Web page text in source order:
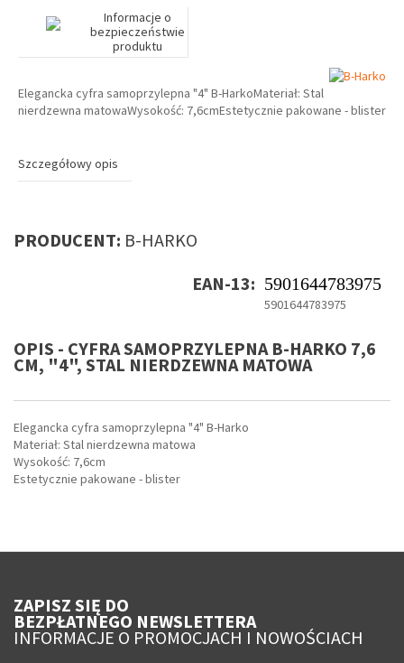
Informacje o
bezpieczeństwie
produktu
Elegancka cyfra samoprzylepna "4" B-HarkoMateriał: Stal
nierdzewna matowaWysokość: 7,6cmEstetycznie pakowane - blister
Szczegółowy opis
PRODUCENT: B-HARKO
EAN-13: 5901644783975
5901644783975
OPIS - CYFRA SAMOPRZYLEPNA B-HARKO 7,6
CM, "4", STAL NIERDZEWNA MATOWA
Elegancka cyfra samoprzylepna "4" B-Harko
Materiał: Stal nierdzewna matowa
Wysokość: 7,6cm
Estetycznie pakowane - blister
ZAPISZ SIĘ DO
BEZPŁATNEGO NEWSLETTERA
INFORMACJE O PROMOCJACH I NOWOŚCIACH